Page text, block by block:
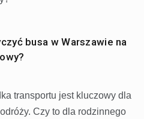
busa w Warszawie na
transportu jest kluczowy dla
Czy to dla rodzinnego